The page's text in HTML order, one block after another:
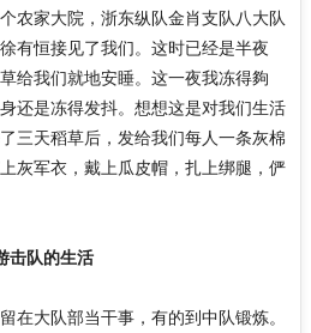
农家大院，浙东纵队金肖支队八大队
有恒接见了我们。这时已经是半夜
给我们就地安睡。这一夜我冻得夠
还是冻得发抖。想想这是对我们生活
三天稻草后，发给我们每人一条灰棉
灰军衣，戴上瓜皮帽，扎上绑腿，俨
击队的生活
大队部当干事，有的到中队锻炼。